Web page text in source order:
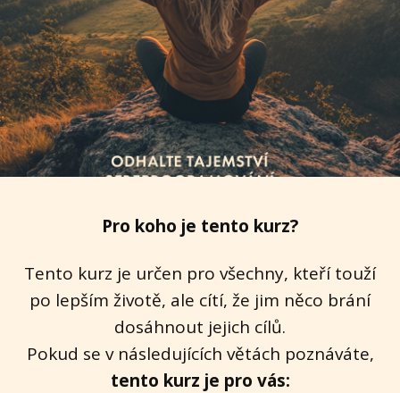
Pro koho je tento kurz?
Tento kurz je určen pro všechny, kteří touží
po lepším životě, ale cítí, že jim něco brání
dosáhnout jejich cílů.
Pokud se v následujících větách poznáváte,
tento kurz je pro vás: